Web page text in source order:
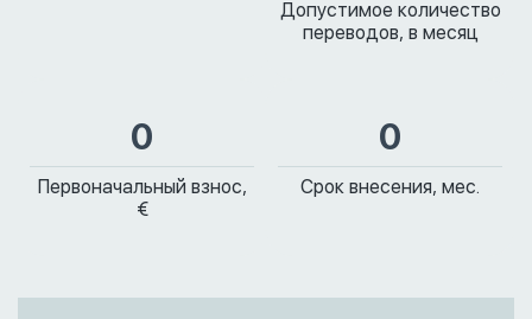
Допустимое количество
переводов, в месяц
0
Первоначальный взнос,
€
0
Срок внесения, мес.